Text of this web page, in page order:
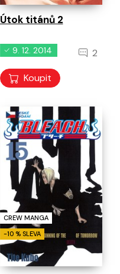
Útok titánů 2
9. 12. 2014 2
Koupit
CREW MANGA
-10 % SLEVA